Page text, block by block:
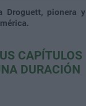
Droguett, pionera y
CAPÍTULOS
DURACIÓN